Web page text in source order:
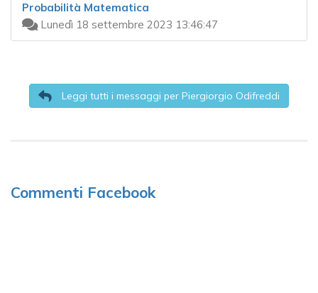
Probabilità Matematica
Lunedì 18 settembre 2023 13:46:47
Leggi tutti i messaggi per Piergiorgio Odifreddi
Commenti Facebook